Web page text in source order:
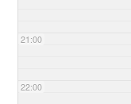
21:00
22:00